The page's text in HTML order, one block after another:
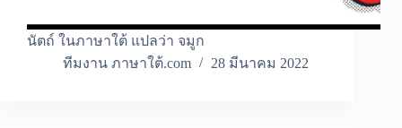
นัตถ์ ในภาษาใต้ แปลว่า จมูก
ทีมงาน ภาษาใต้.com
28 มีนาคม 2022